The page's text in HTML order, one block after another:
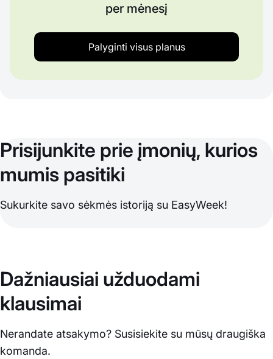
per mėnesį
Palyginti visus planus
Prisijunkite prie įmonių, kurios
mumis pasitiki
Sukurkite savo sėkmės istoriją su EasyWeek!
Dažniausiai užduodami
klausimai
Nerandate atsakymo? Susisiekite su mūsų draugiška
komanda.